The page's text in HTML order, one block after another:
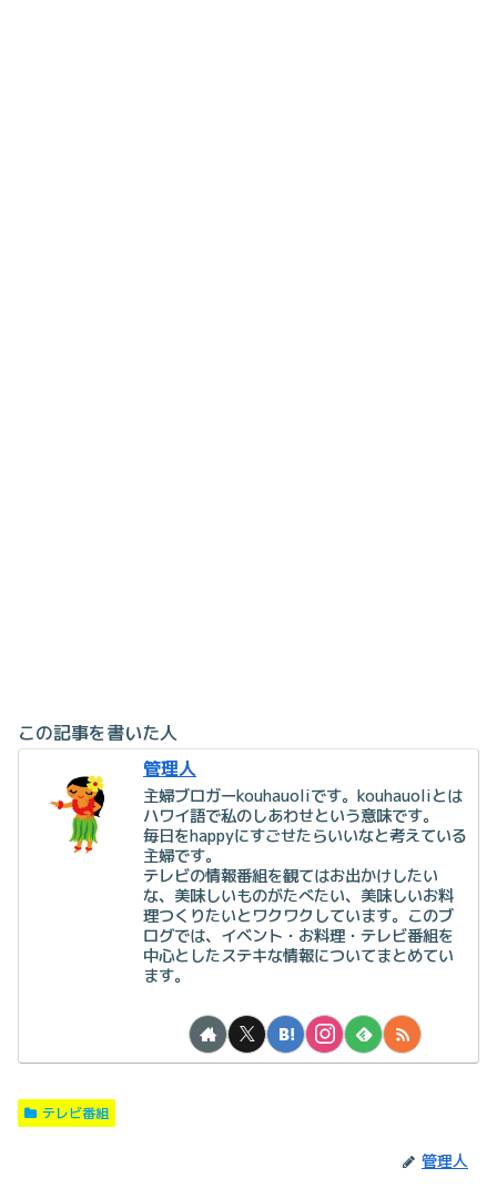
この記事を書いた人
管理人
主婦ブロガーkouhauoliです。kouhauoliとは
ハワイ語で私のしあわせという意味です。
毎日をhappyにすごせたらいいなと考えている
主婦です。
テレビの情報番組を観てはお出かけしたい
な、美味しいものがたべたい、美味しいお料
理つくりたいとワクワクしています。このブ
ログでは、イベント・お料理・テレビ番組を
中心としたステキな情報についてまとめてい
ます。
テレビ番組
管理人